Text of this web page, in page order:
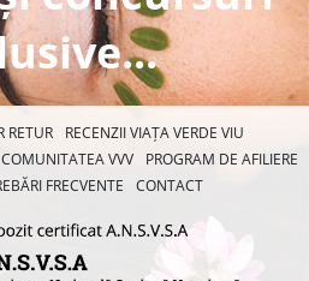
RETUR
RECENZII VIAȚA VERDE VIU
VVV
PROGRAM DE AFILIERE
FRECVENTE CONTACT